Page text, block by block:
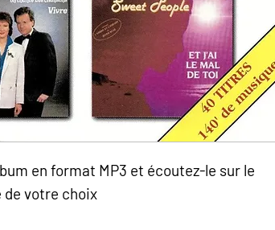
en format MP3 et écoutez-le sur le
votre choix